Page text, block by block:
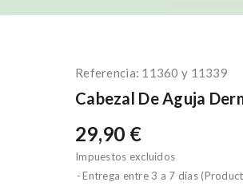
Referencia: 11360 y 11339
Cabezal De Aguja
29,90 €
Impuestos excluidos
Entrega entre 3 a 7 días